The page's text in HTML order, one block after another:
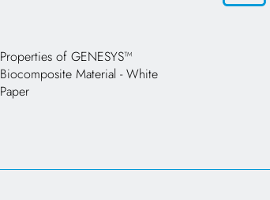
Properties of GENESYS™
Biocomposite Material - White
Paper